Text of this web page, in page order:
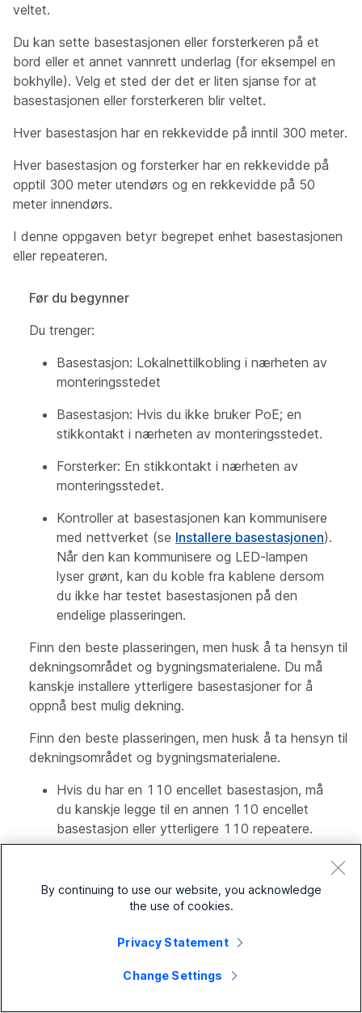
veltet.
Du kan sette basestasjonen eller forsterkeren på et
bord eller et annet vannrett underlag (for eksempel en
bokhylle). Velg et sted der det er liten sjanse for at
basestasjonen eller forsterkeren blir veltet.
Hver basestasjon har en rekkevidde på inntil 300 meter.
Hver basestasjon og forsterker har en rekkevidde på
opptil 300 meter utendørs og en rekkevidde på 50
meter innendørs.
I denne oppgaven betyr begrepet enhet basestasjonen
eller repeateren.
Før du begynner
Du trenger:
Basestasjon: Lokalnettilkobling i nærheten av
monteringsstedet
Basestasjon: Hvis du ikke bruker PoE; en
stikkontakt i nærheten av monteringsstedet.
Forsterker: En stikkontakt i nærheten av
monteringsstedet.
Kontroller at basestasjonen kan kommunisere
med nettverket (se Installere basestasjonen).
Når den kan kommunisere og LED-lampen
lyser grønt, kan du koble fra kablene dersom
du ikke har testet basestasjonen på den
endelige plasseringen.
Finn den beste plasseringen, men husk å ta hensyn til
dekningsområdet og bygningsmaterialene. Du må
kanskje installere ytterligere basestasjoner for å
oppnå best mulig dekning.
Finn den beste plasseringen, men husk å ta hensyn til
dekningsområdet og bygningsmaterialene.
Hvis du har en 110 encellet basestasjon, må
du kanskje legge til en annen 110 encellet
basestasjon eller ytterligere 110 repeatere.
repeatere.
du kanskje legge til 110 repeatere.
Hvis du har en 210-flercellet basestasjon, må
By continuing to use our website, you acknowledge
the use of cookies.
Privacy Statement
Change Settings